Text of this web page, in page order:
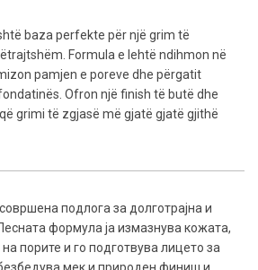
baza perfekte për një grim të
Formula e lehtë ndihmon në
pamjen e poreve dhe përgatit
Ofron një finish të butë dhe
grimi të zgjasë më gjatë gjatë gjithë
подлога за долготрајна и
формула ја измазнува кожата,
порите и го подготвува лицето за